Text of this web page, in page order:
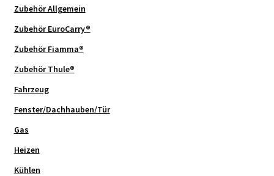
Zubehör Allgemein
Zubehör EuroCarry®
Zubehör Fiamma®
Zubehör Thule®
Fahrzeug
Fenster/Dachhauben/Tür
Gas
Heizen
Kühlen